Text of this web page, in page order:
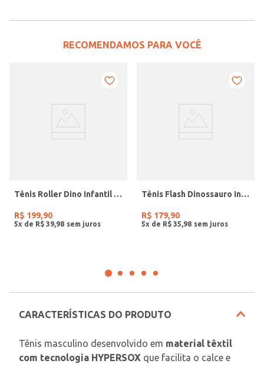
RECOMENDAMOS PARA VOCÊ
Tênis Roller Dino Infantil Para Menino- MARINHO/CARAMELO
R$ 199,90
5x de R$ 39 98
Tênis Flash Dinossauro Infantil Para bebê Menino- PRETO/AZUL/VERDE
R$ 179,90
5x de R$ 35 98
CARACTERÍSTICAS DO PRODUTO
Tênis masculino desenvolvido em material têxtil
com tecnologia HYPERSOX que facilita o calce e